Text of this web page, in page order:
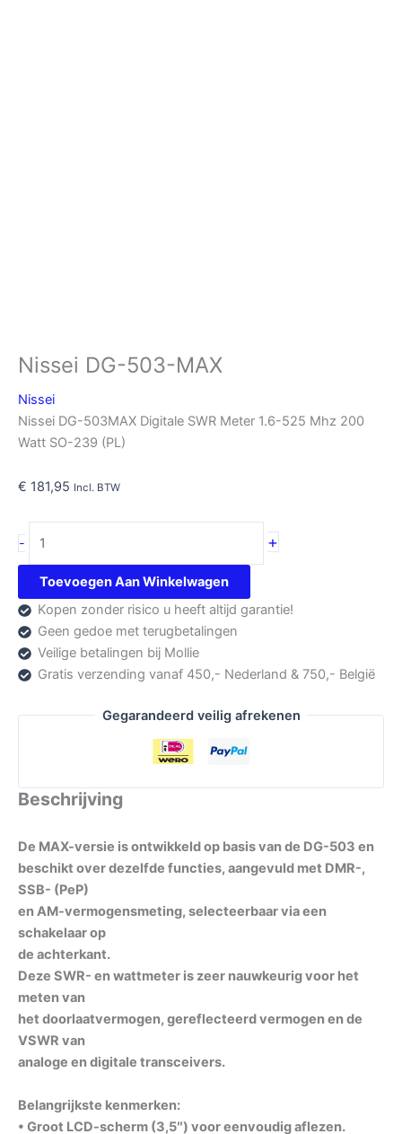
Nissei DG-503-MAX
Nissei
Nissei DG-503MAX Digitale SWR Meter 1.6-525 Mhz 200
Watt SO-239 (PL)
€ 181,95 Incl. BTW
-
DG-
503-
MAX
aantal
+
Toevoegen Aan Winkelwagen
Kopen zonder risico u heeft altijd garantie!
Geen gedoe met terugbetalingen
Veilige betalingen bij Mollie
Gratis verzending vanaf 450,- Nederland & 750,- België
Gegarandeerd veilig afrekenen
Beschrijving
De MAX-versie is ontwikkeld op basis van de DG-503 en
beschikt over dezelfde functies, aangevuld met DMR-,
SSB- (PeP)
en AM-vermogensmeting, selecteerbaar via een
schakelaar op
de achterkant.
Deze SWR- en wattmeter is zeer nauwkeurig voor het
meten van
het doorlaatvermogen, gereflecteerd vermogen en de
VSWR van
analoge en digitale transceivers.
Belangrijkste kenmerken:
• Groot LCD-scherm (3,5″) voor eenvoudig aflezen.